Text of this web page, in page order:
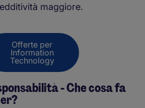
maggiore.
Offerte per
Information
Technology
- Che cosa fa